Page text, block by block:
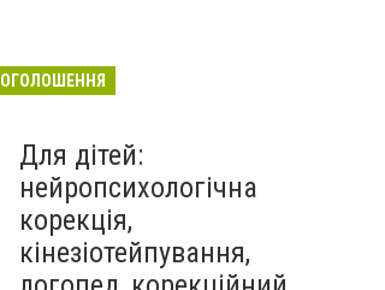
ОГОЛОШЕННЯ
Для дітей:
нейропсихологічна
корекція,
кінезіотейпування,